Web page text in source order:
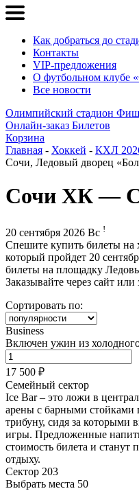
Как добраться до
Контакты
VIP-предложения
О футбольном клубе
Все новости
Олимпийский стадион
Онлайн-заказ Билетов
Корзина
Главная - Хоккей - КХЛ
Сочи, Ледовый дворец
Сочи ХК —
20 сентября 2026 Вс !
Спешите купить билеты
который пройдет 20
билеты на площадку
Заказывайте через сайт
Сортировать по:
Business
Включен ужин из
17 500 ₽
Семейный сектор
Ice Bar – это ложи в
арены с барными стойками
трибуну, сидя за которыми
игры. Предложенные
стоимость билета и станут
отдыху.
Сектор 203
Выбрать места 50